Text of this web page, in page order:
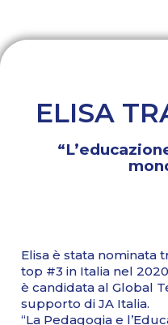
ELISA
Elisa è stata nominata
top #3 in Italia nel
è candidata al Global
supporto di JA Italia.
“La Pedagogia e